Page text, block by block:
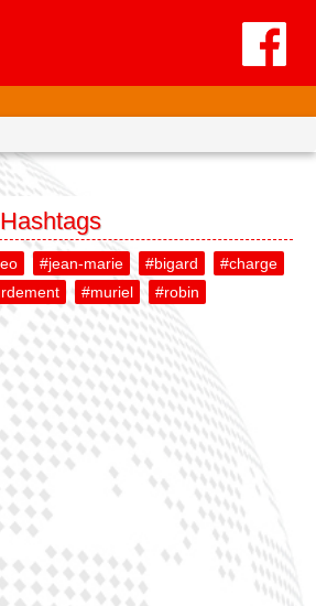
Hashtags
#jean-marie #bigard
#charge
#muriel #robin